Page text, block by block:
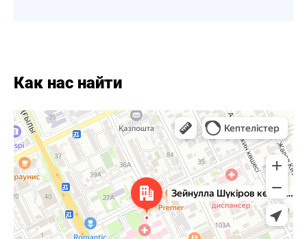
Как нас найти
Кызылорда
Яндекс Карты